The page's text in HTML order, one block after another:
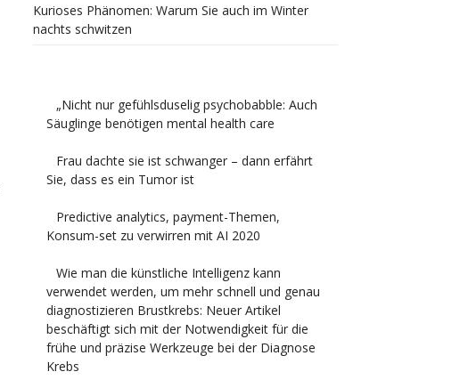
Kurioses Phänomen: Warum Sie auch im Winter
nachts schwitzen
„Nicht nur gefühlsduselig psychobabble: Auch
Säuglinge benötigen mental health care
Frau dachte sie ist schwanger – dann erfährt
Sie, dass es ein Tumor ist
Predictive analytics, payment-Themen,
Konsum-set zu verwirren mit AI 2020
Wie man die künstliche Intelligenz kann
verwendet werden, um mehr schnell und genau
diagnostizieren Brustkrebs: Neuer Artikel
beschäftigt sich mit der Notwendigkeit für die
frühe und präzise Werkzeuge bei der Diagnose
Krebs